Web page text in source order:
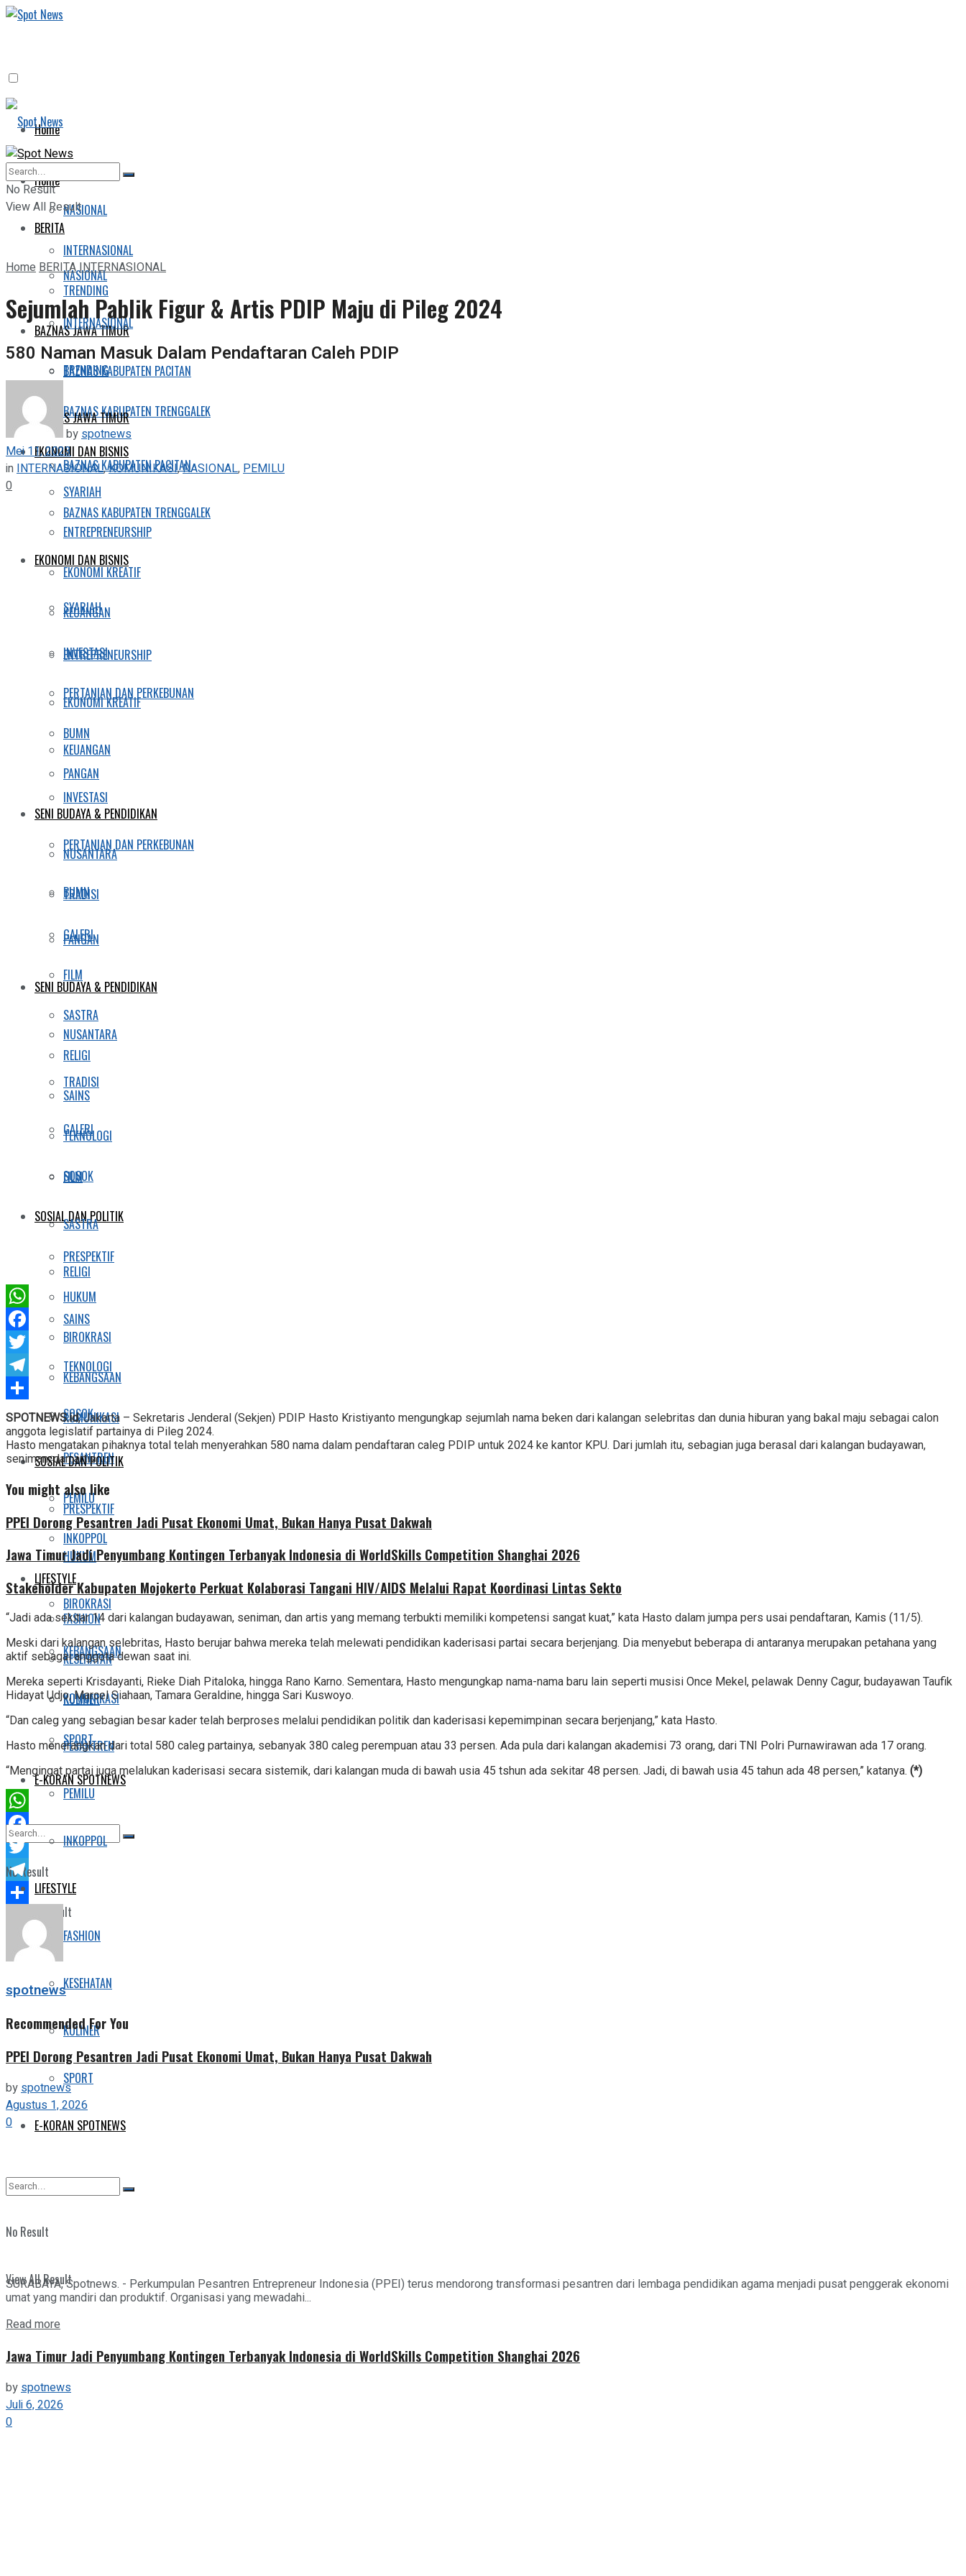
Home
BERITA
NASIONAL
INTERNASIONAL
TRENDING
BAZNAS JAWA TIMUR
BAZNAS KABUPATEN PACITAN
BAZNAS KABUPATEN TRENGGALEK
EKONOMI DAN BISNIS
SYARIAH
ENTREPRENEURSHIP
EKONOMI KREATIF
KEUANGAN
INVESTASI
PERTANIAN DAN PERKEBUNAN
BUMN
PANGAN
SENI BUDAYA & PENDIDIKAN
NUSANTARA
TRADISI
GALERI
FILM
SASTRA
RELIGI
SAINS
TEKNOLOGI
SOSOK
SOSIAL DAN POLITIK
PRESPEKTIF
HUKUM
BIROKRASI
KEBANGSAAN
KOMUNIKASI
PESANTREN
PEMILU
INKOPPOL
LIFESTYLE
FASHION
KESEHATAN
KULINER
SPORT
E-KORAN SPOTNEWS
No Result
View All Result
Home
BERITA
NASIONAL
INTERNASIONAL
TRENDING
BAZNAS JAWA TIMUR
BAZNAS KABUPATEN PACITAN
BAZNAS KABUPATEN TRENGGALEK
EKONOMI DAN BISNIS
SYARIAH
ENTREPRENEURSHIP
EKONOMI KREATIF
KEUANGAN
INVESTASI
PERTANIAN DAN PERKEBUNAN
BUMN
PANGAN
SENI BUDAYA & PENDIDIKAN
NUSANTARA
TRADISI
GALERI
FILM
SASTRA
RELIGI
SAINS
TEKNOLOGI
SOSOK
SOSIAL DAN POLITIK
PRESPEKTIF
HUKUM
BIROKRASI
KEBANGSAAN
KOMUNIKASI
PESANTREN
PEMILU
INKOPPOL
LIFESTYLE
FASHION
KESEHATAN
KULINER
SPORT
E-KORAN SPOTNEWS
No Result
View All Result
No Result
View All Result
HomeBERITAINTERNASIONAL
Sejumlah Pablik Figur & Artis PDIP Maju di Pileg 2024
580 Naman Masuk Dalam Pendaftaran Caleh PDIP
by spotnews
Mei 11, 2023
in INTERNASIONAL,KOMUNIKASI,NASIONAL, PEMILU
0
WhatsApp
Facebook
Twitter
Telegram
Share
SPOTNEWS.id, Jakarta – Sekretaris Jenderal (Sekjen) PDIP Hasto Kristiyanto mengungkap sejumlah nama beken dari kalangan selebritas dan dunia hiburan yang bakal maju sebagai calon
anggota legislatif partainya di Pileg 2024.
Hasto mengatakan pihaknya total telah menyerahkan 580 nama dalam pendaftaran caleg PDIP untuk 2024 ke kantor KPU. Dari jumlah itu, sebagian juga berasal dari kalangan budayawan,
seniman, dan artis.
You might also like
PPEI Dorong Pesantren Jadi Pusat Ekonomi Umat, Bukan Hanya Pusat Dakwah
Jawa Timur Jadi Penyumbang Kontingen Terbanyak Indonesia di WorldSkills Competition Shanghai 2026
Stakeholder Kabupaten Mojokerto Perkuat Kolaborasi Tangani HIV/AIDS Melalui Rapat Koordinasi Lintas Sekto
“Jadi ada sekitar 14 dari kalangan budayawan, seniman, dan artis yang memang terbukti memiliki kompetensi sangat kuat,” kata Hasto dalam jumpa pers usai pendaftaran, Kamis (11/5).
Meski dari kalangan selebritas, Hasto berujar bahwa mereka telah melewati pendidikan kaderisasi partai secara berjenjang. Dia menyebut beberapa di antaranya merupakan petahana yang
aktif sebagai anggota dewan saat ini.
Mereka seperti Krisdayanti, Rieke Diah Pitaloka, hingga Rano Karno. Sementara, Hasto mengungkap nama-nama baru lain seperti musisi Once Mekel, pelawak Denny Cagur, budayawan Taufik
Hidayat Udjo, Marcel Siahaan, Tamara Geraldine, hingga Sari Kuswoyo.
“Dan caleg yang sebagian besar kader telah berproses melalui pendidikan politik dan kaderisasi kepemimpinan secara berjenjang,” kata Hasto.
Hasto menerangkan dari total 580 caleg partainya, sebanyak 380 caleg perempuan atau 33 persen. Ada pula dari kalangan akademisi 73 orang, dari TNI Polri Purnawirawan ada 17 orang.
“Mengingat partai juga melalukan kaderisasi secara sistemik, dari kalangan muda di bawah usia 45 tshun ada sekitar 48 persen. Jadi, di bawah usia 45 tahun ada 48 persen,” katanya. (*)
WhatsApp
Facebook
Twitter
Telegram
Share
spotnews
Recommended For You
PPEI Dorong Pesantren Jadi Pusat Ekonomi Umat, Bukan Hanya Pusat Dakwah
by spotnews
Agustus 1, 2026
0
SURABAYA, Spotnews. - Perkumpulan Pesantren Entrepreneur Indonesia (PPEI) terus mendorong transformasi pesantren dari lembaga pendidikan agama menjadi pusat penggerak ekonomi
umat yang mandiri dan produktif. Organisasi yang mewadahi...
Read more
Jawa Timur Jadi Penyumbang Kontingen Terbanyak Indonesia di WorldSkills Competition Shanghai 2026
byspotnews
Juli 6, 2026
0